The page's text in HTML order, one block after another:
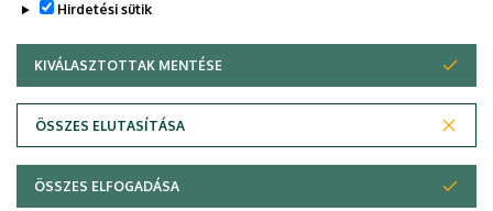
Adatvédelem
Hirdetési sütik
KIVÁLASZTOTTAK MENTÉSE
ÖSSZES ELUTASÍTÁSA
WITHDRAW CONSENT
ÖSSZES ELFOGADÁSA